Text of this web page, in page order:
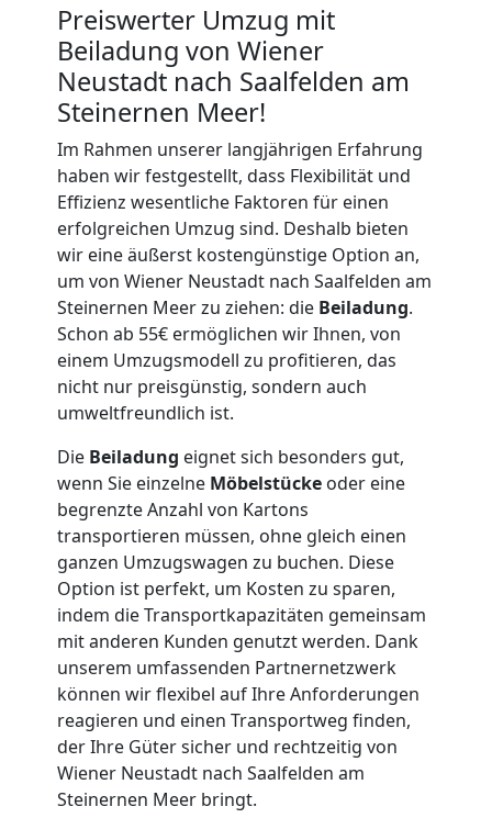
Preiswerter Umzug mit
Beiladung von Wiener
Neustadt nach Saalfelden am
Steinernen Meer!
Im Rahmen unserer langjährigen Erfahrung
haben wir festgestellt, dass Flexibilität und
Effizienz wesentliche Faktoren für einen
erfolgreichen Umzug sind. Deshalb bieten
wir eine äußerst kostengünstige Option an,
um von Wiener Neustadt nach Saalfelden am
Steinernen Meer zu ziehen: die Beiladung.
Schon ab 55€ ermöglichen wir Ihnen, von
einem Umzugsmodell zu profitieren, das
nicht nur preisgünstig, sondern auch
umweltfreundlich ist.
Die Beiladung eignet sich besonders gut,
wenn Sie einzelne Möbelstücke oder eine
begrenzte Anzahl von Kartons
transportieren müssen, ohne gleich einen
ganzen Umzugswagen zu buchen. Diese
Option ist perfekt, um Kosten zu sparen,
indem die Transportkapazitäten gemeinsam
mit anderen Kunden genutzt werden. Dank
unserem umfassenden Partnernetzwerk
können wir flexibel auf Ihre Anforderungen
reagieren und einen Transportweg finden,
der Ihre Güter sicher und rechtzeitig von
Wiener Neustadt nach Saalfelden am
Steinernen Meer bringt.
Kunsttransport
Wiener
Neustadt
Umzug
Wiener
Neustadt
Mann
LKW
Möbellift
Wiener
Neustadt